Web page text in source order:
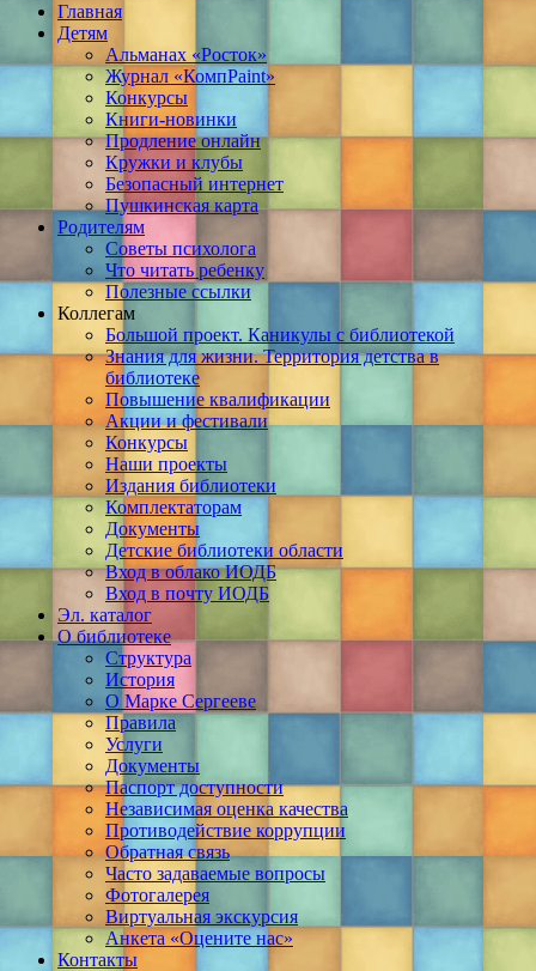
Главная
Детям
Альманах «Росток»
Журнал «КомпPaint»
Конкурсы
Книги-новинки
Продление онлайн
Кружки и клубы
Безопасный интернет
Пушкинская карта
Родителям
Советы психолога
Что читать ребенку
Полезные ссылки
Коллегам
Большой проект. Каникулы с библиотекой
Знания для жизни. Территория детства в
библиотеке
Повышение квалификации
Акции и фестивали
Конкурсы
Наши проекты
Издания библиотеки
Комплектаторам
Документы
Детские библиотеки области
Вход в облако ИОДБ
Вход в почту ИОДБ
Эл. каталог
О библиотеке
Структура
История
О Марке Сергееве
Правила
Услуги
Документы
Паспорт доступности
Независимая оценка качества
Противодействие коррупции
Обратная связь
Часто задаваемые вопросы
Фотогалерея
Виртуальная экскурсия
Анкета «Оцените нас»
Контакты